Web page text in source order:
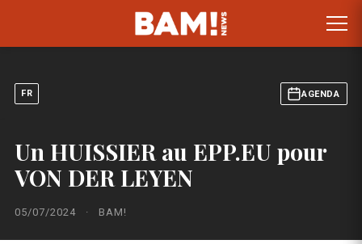
FR AGENDA
Un HUISSIER au EPP.EU pour
VON DER LEYEN
05/07/2024 · BAM!